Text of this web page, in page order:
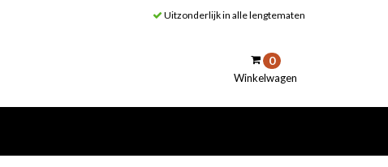
Uitzonderlijk in alle lengtematen
0
Winkelwagen